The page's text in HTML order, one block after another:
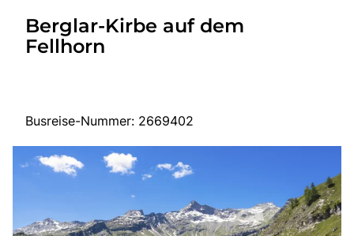
Service
Kontakt
Start
Mehrtagesreisen
Tagesfahrten
Nahverkehr
Berglar-Kirbe auf dem
Fellhorn
Busreise-Nummer: 2669402